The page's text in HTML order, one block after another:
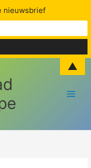
nieuwsbrief
▲